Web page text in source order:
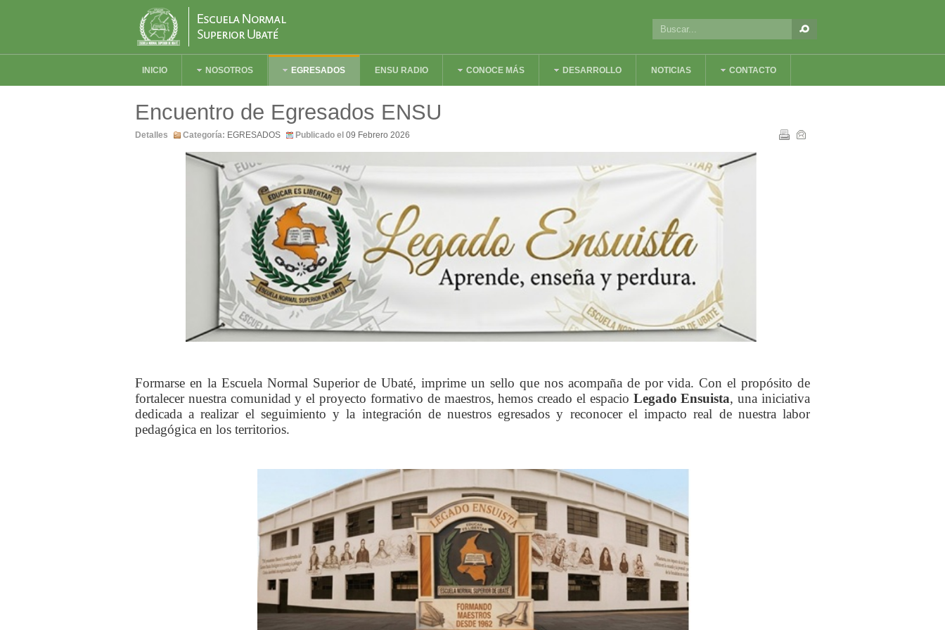
INICIO NOSOTROS EGRESADOS ENSU RADIO CONOCE MÁS DESARROLLO NOTICIAS CONTACTO
Encuentro de Egresados ENSU
Detalles Categoría: EGRESADOS Publicado el 09 Febrero 2026
Formarse en la Escuela Normal Superior de Ubaté, imprime un sello que nos acompaña de por vida. Con el propósito de
fortalecer nuestra comunidad y el proyecto formativo de maestros, hemos creado el espacio Legado Ensuista, una iniciativa
dedicada a realizar el seguimiento y la integración de nuestros egresados y reconocer el impacto real de nuestra labor
pedagógica en los territorios.